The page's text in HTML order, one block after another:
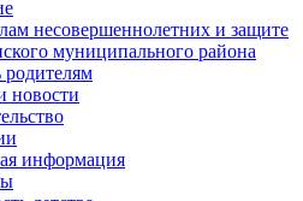
несовершеннолетних и защите
муниципального района
новости
информация